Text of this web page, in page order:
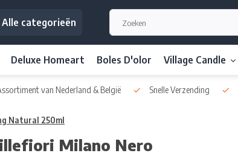
Alle categorieën
Deluxe Homeart Boles D'olor Village Candle
van Nederland & België Snelle Verzending
Natural 250ml
Milano Nero